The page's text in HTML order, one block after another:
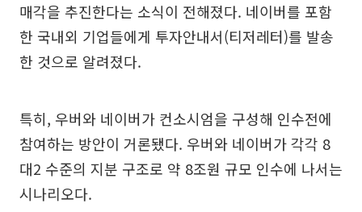
매각을 추진한다는 소식이 전해졌다. 네이버를 포함
한 국내외 기업들에게 투자안내서(티저레터)를 발송
한 것으로 알려졌다.
특히, 우버와 네이버가 컨소시엄을 구성해 인수전에
참여하는 방안이 거론됐다. 우버와 네이버가 각각 8
대2 수준의 지분 구조로 약 8조원 규모 인수에 나서는
시나리오다.